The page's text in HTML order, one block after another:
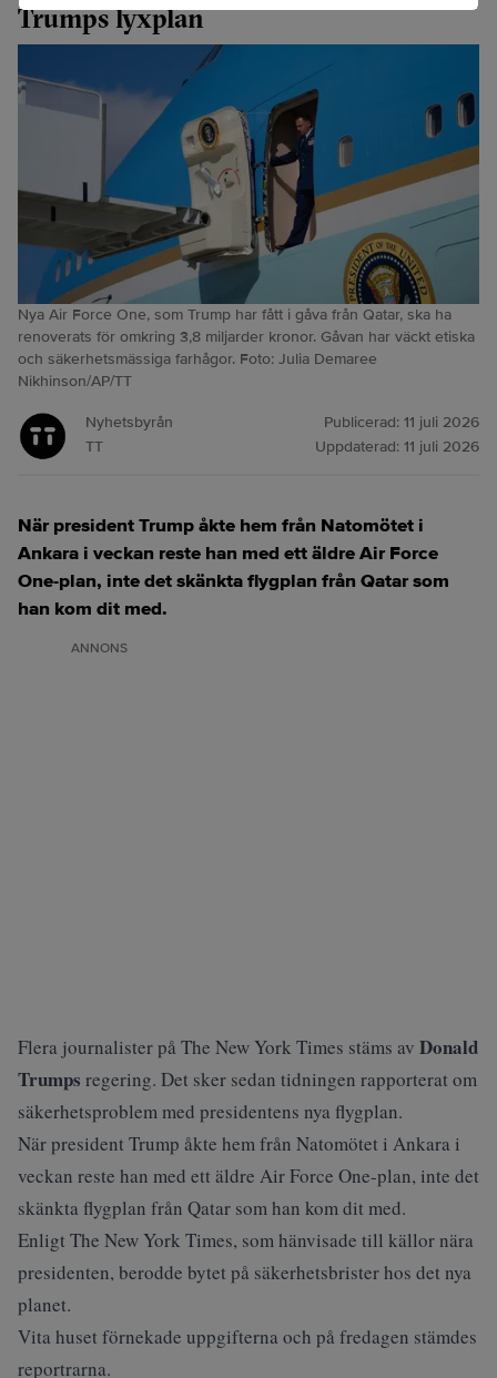
Trumps lyxplan
Nya Air Force One, som Trump har fått i gåva från Qatar, ska ha
renoverats för omkring 3,8 miljarder kronor. Gåvan har väckt etiska
och säkerhetsmässiga farhågor. Foto: Julia Demaree
Nikhinson/AP/TT
Nyhetsbyrån
TT
Publicerad: 11 juli 2026
Uppdaterad: 11 juli 2026
När president Trump åkte hem från Natomötet i
Ankara i veckan reste han med ett äldre Air Force
One-plan, inte det skänkta flygplan från Qatar som
han kom dit med.
ANNONS
Flera journalister på The New York Times stäms av Donald
Trumps regering. Det sker sedan tidningen rapporterat om
säkerhetsproblem med presidentens nya flygplan.
När president Trump åkte hem från Natomötet i Ankara i
veckan reste han med ett äldre Air Force One-plan, inte det
skänkta flygplan från Qatar som han kom dit med.
Enligt The New York Times, som hänvisade till källor nära
presidenten, berodde bytet på säkerhetsbrister hos det nya
planet.
Vita huset förnekade uppgifterna och på fredagen stämdes
reportrarna.